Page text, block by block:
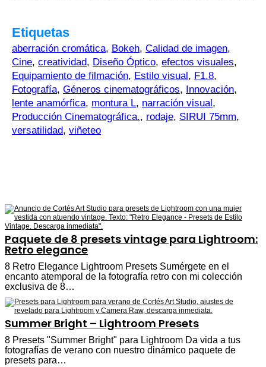
Etiquetas
aberración cromática, Bokeh, Calidad de imagen,
Cine, creatividad, Diseño Óptico, efectos visuales,
Equipamiento de filmación, Estilo visual, F1.8,
Fotografía, Géneros cinematográficos, Innovación,
lente anamórfica, montura L, narración visual,
Producción Cinematográfica., rodaje, SIRUI 75mm,
versatilidad, viñeteo
Paquete de 8 presets vintage para Lightroom:
Retro elegance
8 Retro Elegance Lightroom Presets Sumérgete en el
encanto atemporal de la fotografía retro con mi colección
exclusiva de 8…
Summer Bright – Lightroom Presets
8 Presets "Summer Bright" para Lightroom Da vida a tus
fotografías de verano con nuestro dinámico paquete de
presets para…